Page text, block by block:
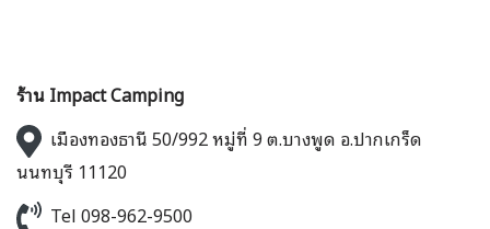
ร้าน Impact Camping
เมืองทองธานี 50/992 หมู่ที่ 9 ต.บางพูด อ.ปากเกร็ด
นนทบุรี 11120
Tel 098-962-9500